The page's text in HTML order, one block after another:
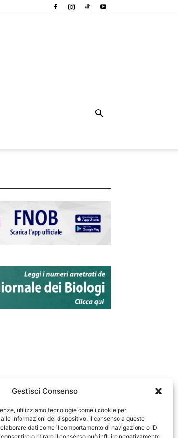
Gestisci Consenso
utilizziamo tecnologie come i cookie per
informazioni del dispositivo. Il consenso a queste
dati come il comportamento di navigazione o ID
o ritirare il consenso può influire negativamente